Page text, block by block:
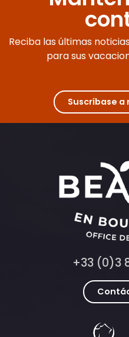
Reciba las últimas
para sus
Suscríbase
+33 (0)3